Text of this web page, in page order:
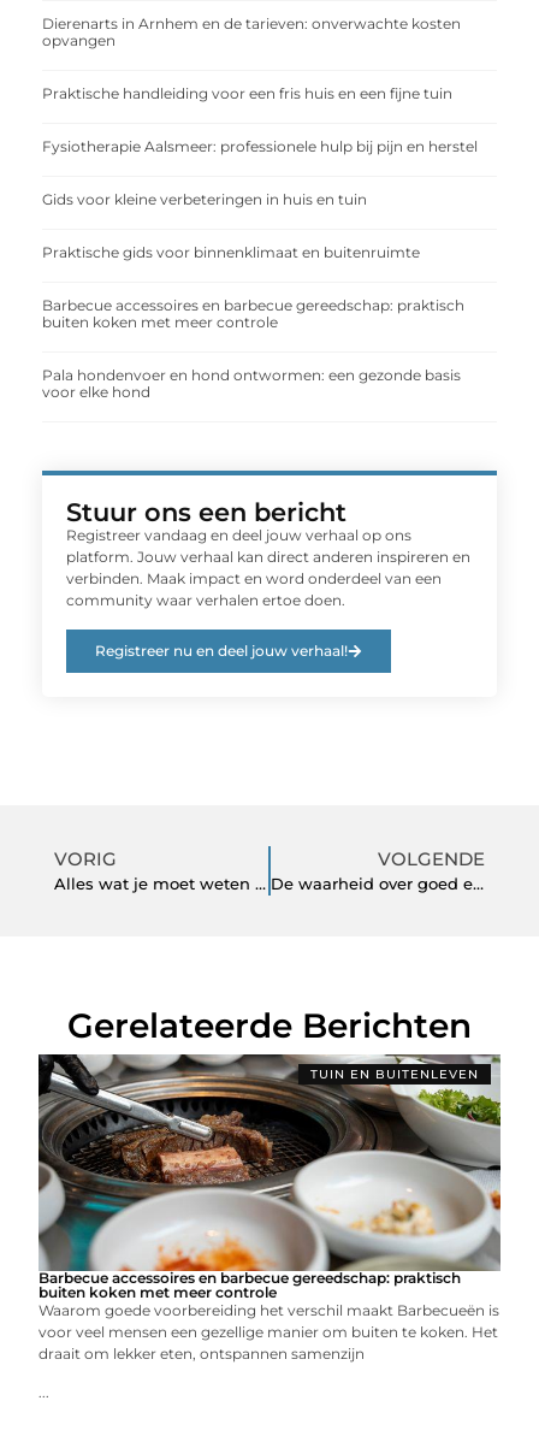
Dierenarts in Arnhem en de tarieven: onverwachte kosten
opvangen
Praktische handleiding voor een fris huis en een fijne tuin
Fysiotherapie Aalsmeer: professionele hulp bij pijn en herstel
Gids voor kleine verbeteringen in huis en tuin
Praktische gids voor binnenklimaat en buitenruimte
Barbecue accessoires en barbecue gereedschap: praktisch
buiten koken met meer controle
Pala hondenvoer en hond ontwormen: een gezonde basis
voor elke hond
Stuur ons een bericht
Registreer vandaag en deel jouw verhaal op ons
platform. Jouw verhaal kan direct anderen inspireren en
verbinden. Maak impact en word onderdeel van een
community waar verhalen ertoe doen.
Registreer nu en deel jouw verhaal!
VORIG
Alles wat je moet weten over Orijen Puppy. De Eerlijke Waarheid
VOLGENDE
De waarheid over goed eten met diabetes type 2
Gerelateerde Berichten
TUIN EN BUITENLEVEN
Barbecue accessoires en barbecue gereedschap: praktisch
buiten koken met meer controle
Waarom goede voorbereiding het verschil maakt Barbecueën is
voor veel mensen een gezellige manier om buiten te koken. Het
draait om lekker eten, ontspannen samenzijn
...